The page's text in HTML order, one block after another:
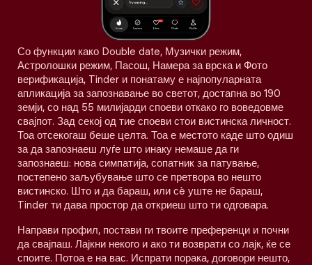
Со функции како Double date, Музички режим,
Астролошки режим, Пасош, Намера за врска и Фото
верификација, Tinder и понатаму е најпопуларната
апликација за запознавање во светот, достапна во 190
земји, со над 55 милијарди споеви откако го воведовме
свајпот. Зад секој од тие споеви стои вистинска личност.
Тоа отсекогаш беше целта. Тоа е местото каде што одиш
за да запознаеш луѓе што инаку немаше да ги
запознаеш: нова симпатија, сопатник за патување,
постепено заљубување што се претвора во нешто
вистинско. Што и да бараш, или сè уште не бараш,
Tinder ти дава простор да откриеш што ти одговара.
Направи профил, постави ги твоите преференци и почни
да свајпаш. Лајкни некого и ако ти возврати со лајк, ќе се
споите. Потоа е на вас. Испрати порака, договори нешто,